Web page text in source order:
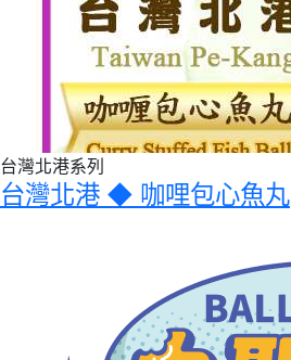
台灣北港系列
台灣北港 ◆ 咖哩包心魚丸